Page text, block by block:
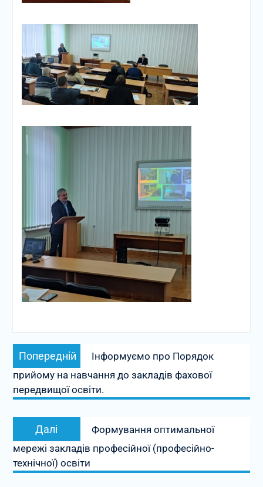
Навігація
записів
Попередній
Попередній
запис:
Інформуємо про Порядок
прийому на навчання до закладів фахової
передвищої освіти.
Далі
запис:
Формування оптимальної
мережі закладів професійної (професійно-
технічної) освіти